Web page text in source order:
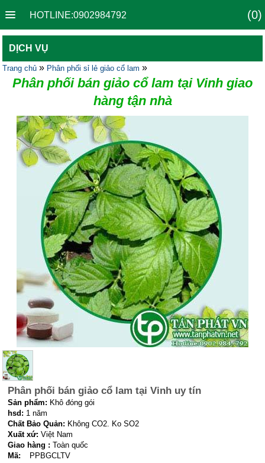
HOTLINE:0902984792 (0)
DỊCH VỤ
Trang chủ » Phân phối sỉ lẻ giảo cổ lam »
Phân phối bán giảo cổ lam tại Vinh giao
hàng tận nhà
Phân phối bán giảo cổ lam tại Vinh uy tín
Sản phẩm: Khô đóng gói
hsd: 1 năm
Chất Bảo Quản: Không CO2. Ko SO2
Xuất xứ:Việt Nam
Giao hàng :Toàn quốc
Mã:
PPBGCLTV